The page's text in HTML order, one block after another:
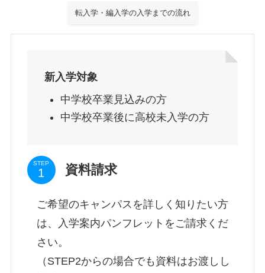
転入学・編入学の入学までの流れ
新入学対象
中学校卒業見込みの方
中学校卒業後に高校未入学の方
STEP 資料請求
ご希望のキャンパスを詳しく知りたい方
は、入学案内パンフレットをご請求くだ
さい。
（STEP2からの場合でも資料はお渡しし